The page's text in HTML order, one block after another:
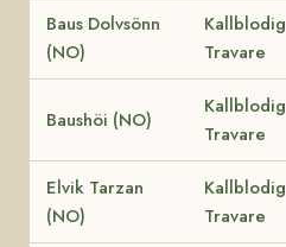
Baus Dolvsönn
(NO)
Kallblodig
Travare
Baushöi (NO)
Kallblodig
Travare
Elvik Tarzan
(NO)
Kallblodig
Travare